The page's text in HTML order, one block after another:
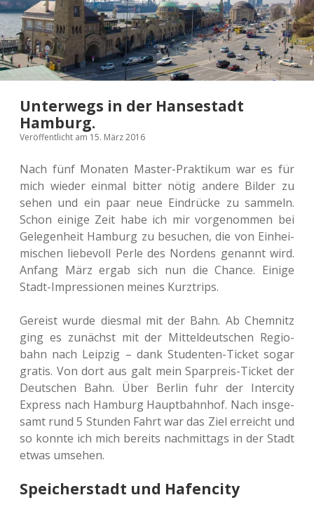
Unterwegs in der Hansestadt
Hamburg.
Veröffentlicht am 15. März 2016
Nach fünf Mona­ten Master-Prak­ti­kum war es für
mich wieder einmal bitter nötig andere Bilder zu
sehen und ein paar neue Ein­drü­cke zu sam­meln.
Schon einige Zeit habe ich mir vor­ge­nom­men bei
Gele­gen­heit Ham­burg zu besu­chen, die von Ein­hei­
mi­schen lie­be­voll Perle des Nor­dens genannt wird.
Anfang März ergab sich nun die Chance. Einige
Stadt-Impres­sio­nen meines Kurztrips.
Gereist wurde dies­mal mit der Bahn. Ab Chem­nitz
ging es zunächst mit der Mit­tel­deut­schen Regio­
bahn nach Leip­zig – dank Stu­den­ten-Ticket sogar
gratis. Von dort aus galt mein Spar­preis-Ticket der
Deut­schen Bahn. Über Berlin fuhr der Inter­ci­ty
Express nach Ham­burg Haupt­bahn­hof. Nach ins­ge­
samt rund 5 Stun­den Fahrt war das Ziel erreicht und
so konnte ich mich bereits nach­mit­tags in der Stadt
etwas umsehen.
Speicherstadt und Hafencity